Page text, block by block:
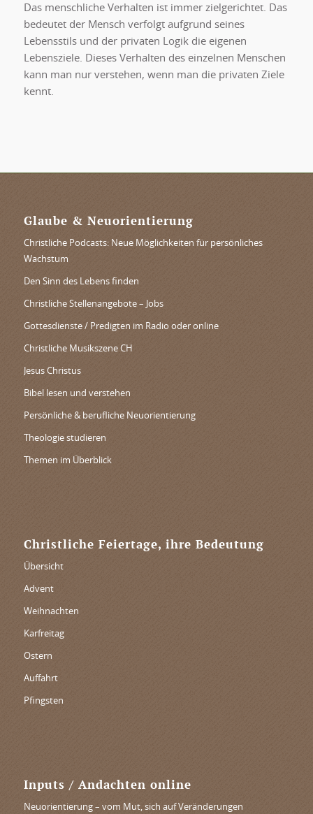
Das menschliche Verhalten ist immer zielgerichtet. Das
bedeutet der Mensch verfolgt aufgrund seines
Lebensstils und der privaten Logik die eigenen
Lebensziele. Dieses Verhalten des einzelnen Menschen
kann man nur verstehen, wenn man die privaten Ziele
kennt.
Glaube & Neuorientierung
Christliche Podcasts: Neue Möglichkeiten für persönliches
Wachstum
Den Sinn des Lebens finden
Christliche Stellenangebote – Jobs
Gottesdienste / Predigten im Radio oder online
Christliche Musikszene CH
Jesus Christus
Bibel lesen und verstehen
Persönliche & berufliche Neuorientierung
Theologie studieren
Themen im Überblick
Christliche Feiertage, ihre Bedeutung
Übersicht
Advent
Weihnachten
Karfreitag
Ostern
Auffahrt
Pfingsten
Inputs / Andachten online
Neuorientierung – vom Mut, sich auf Veränderungen